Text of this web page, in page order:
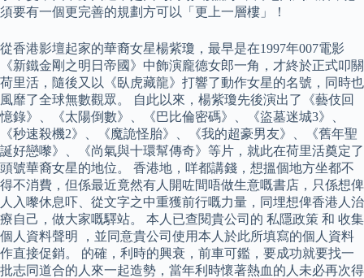
須要有一個更完善的規劃方可以「更上一層樓」！
從香港影壇起家的華裔女星楊紫瓊，最早是在1997年007電影
《新鐵金剛之明日帝國》中飾演龐德女郎一角，才終於正式叩關
荷里活，隨後又以《臥虎藏龍》打響了動作女星的名號，同時也
風靡了全球無數觀眾。 自此以來，楊紫瓊先後演出了《藝伎回
憶錄》、《太陽倒數》、《巴比倫密碼》、《盜墓迷城3》、
《秒速殺機2》、《魔詭怪胎》、《我的超豪男友》、《舊年聖
誕好戀嚟》、《尚氣與十環幫傳奇》等片，就此在荷里活奠定了
頭號華裔女星的地位。 香港地，咩都講錢，想搵個地方坐都不
得不消費，但係最近竟然有人開咗間唔做生意嘅書店，只係想俾
人入嚟休息吓、從文字之中重獲前行嘅力量，同埋想俾香港人治
療自己，做大家嘅驛站。 本人已查閱貴公司的 私隱政策 和 收集
個人資料聲明 ，並同意貴公司使用本人於此所填寫的個人資料
作直接促銷。 的確，利時的興衰，前車可鑑，要成功就要找一
批志同道合的人來一起造勢，當年利時懷著熱血的人未必再次得